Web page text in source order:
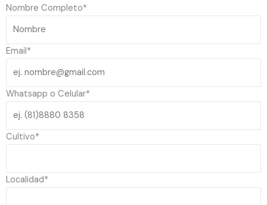
Nombre Completo*
Email*
Whatsapp o Celular*
Cultivo*
Localidad*